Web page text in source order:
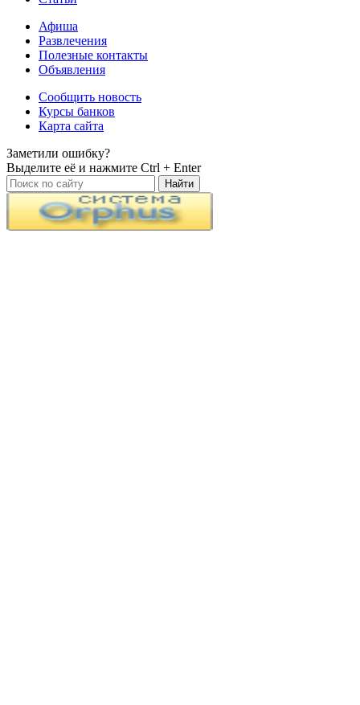
Афиша
Развлечения
Полезные контакты
Объявления
Сообщить новость
Курсы банков
Карта сайта
Заметили ошибку?
Выделите её и нажмите Ctrl + Enter